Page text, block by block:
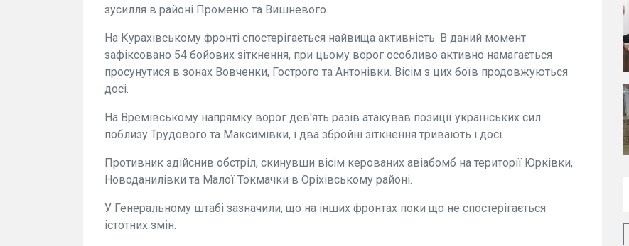
зусилля в районі Променю та Вишневого.
На Курахівському фронті спостерігається найвища активність. В даний момент
зафіксовано 54 бойових зіткнення, при цьому ворог особливо активно намагається
просунутися в зонах Вовченки, Гострого та Антонівки. Вісім з цих боїв продовжуються
досі.
На Времівському напрямку ворог дев'ять разів атакував позиції українських сил
поблизу Трудового та Максимівки, і два збройні зіткнення тривають і досі.
Противник здійснив обстріл, скинувши вісім керованих авіабомб на території Юрківки,
Новоданилівки та Малої Токмачки в Оріхівському районі.
У Генеральному штабі зазначили, що на інших фронтах поки що не спостерігається
істотних змін.